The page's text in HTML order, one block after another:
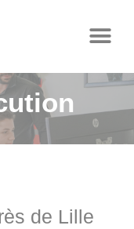
de Lille